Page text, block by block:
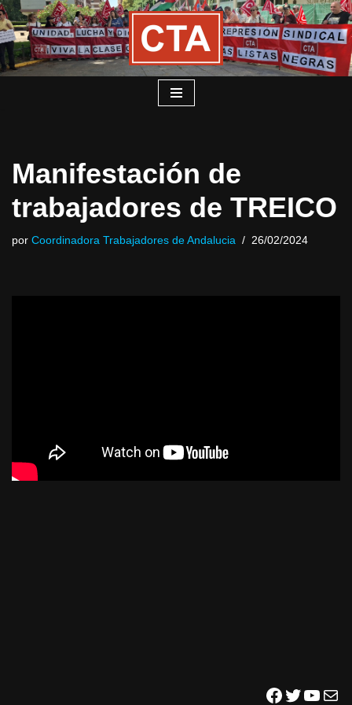
Saltar
al
contenido
Manifestación de
trabajadores de TREICO
por Coordinadora Trabajadores de Andalucia 26/02/2024